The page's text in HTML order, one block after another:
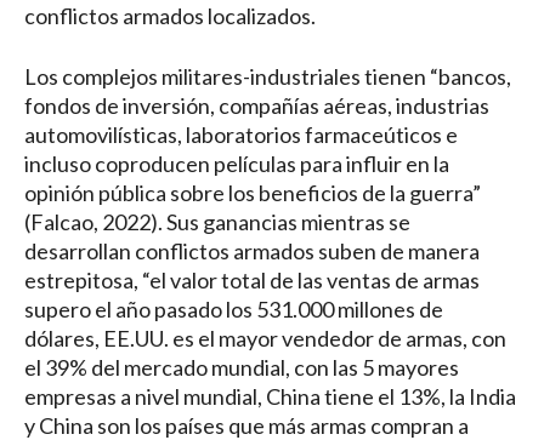
conflictos armados localizados.
Los complejos militares-industriales tienen “bancos,
fondos de inversión, compañías aéreas, industrias
automovilísticas, laboratorios farmaceúticos e
incluso coproducen películas para influir en la
opinión pública sobre los beneficios de la guerra”
(Falcao, 2022). Sus ganancias mientras se
desarrollan conflictos armados suben de manera
estrepitosa, “el valor total de las ventas de armas
supero el año pasado los 531.000 millones de
dólares, EE.UU. es el mayor vendedor de armas, con
el 39% del mercado mundial, con las 5 mayores
empresas a nivel mundial, China tiene el 13%, la India
y China son los países que más armas compran a